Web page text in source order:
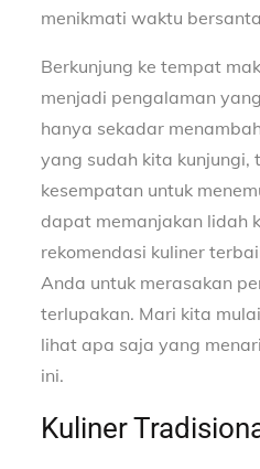
menikmati waktu
Berkunjung ke tempat
menjadi pengalaman
hanya sekadar
yang sudah kita kunjungi,
kesempatan untuk
dapat memanjakan lidah
rekomendasi kuliner
Anda untuk merasakan
terlupakan. Mari kita
lihat apa saja yang
ini.
Kuliner